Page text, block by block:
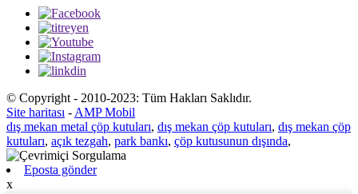
© Copyright - 2010-2023: Tüm Hakları Saklıdır.
Site haritası - AMP Mobil
dış mekan metal çöp kutuları, dış mekan çöp kutuları, dış mekan çöp
kutuları, açık tezgah, park bankı, çöp kutusunun dışında,
Eposta gönder
x